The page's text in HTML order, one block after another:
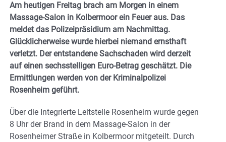
Am heutigen Freitag brach am Morgen in einem
Massage-Salon in Kolbermoor ein Feuer aus. Das
meldet das Polizeipräsidium am Nachmittag.
Glücklicherweise wurde hierbei niemand ernsthaft
verletzt. Der entstandene Sachschaden wird derzeit
auf einen sechsstelligen Euro-Betrag geschätzt. Die
Ermittlungen werden von der Kriminalpolizei
Rosenheim geführt.
Über die Integrierte Leitstelle Rosenheim wurde gegen
8 Uhr der Brand in dem Massage-Salon in der
Rosenheimer Straße in Kolbermoor mitgeteilt. Durch